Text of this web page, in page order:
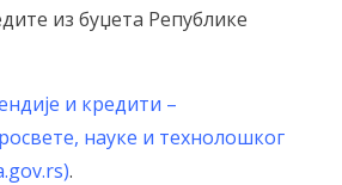
из буџета Републике
и кредити –
науке и технолошког
.